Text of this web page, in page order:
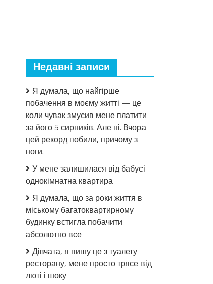
Недавні записи
Я думала, що найгірше
побачення в моєму житті — це
коли чувак змусив мене платити
за його 5 сирників. Але ні. Вчора
цей рекорд побили, причому з
ноги.
У мене залишилася від бабусі
однокімнатна квартира
Я думала, що за роки життя в
міському багатоквартирному
будинку встигла побачити
абсолютно все
Дівчата, я пишу це з туалету
ресторану, мене просто трясе від
люті і шоку